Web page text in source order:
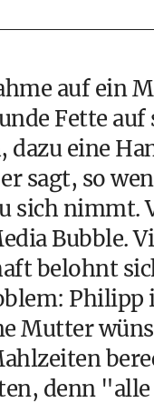
auf ein
Fette auf
eine
sagt, so
sich nimmt.
Bubble.
belohnt
Philipp
Mutter
denn